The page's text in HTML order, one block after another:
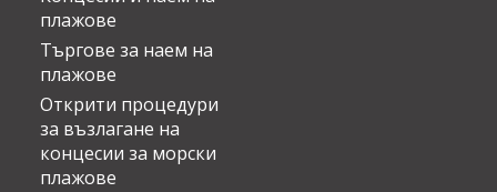
плажове
Търгове за наем на
плажове
Открити процедури
за възлагане на
концесии за морски
плажове